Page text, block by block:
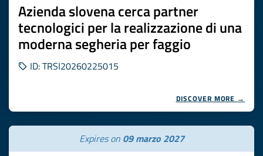
Azienda slovena cerca partner
tecnologici per la realizzazione di una
moderna segheria per faggio
ID: TRSI20260225015
DISCOVER MORE →
Expires on 09 marzo 2027